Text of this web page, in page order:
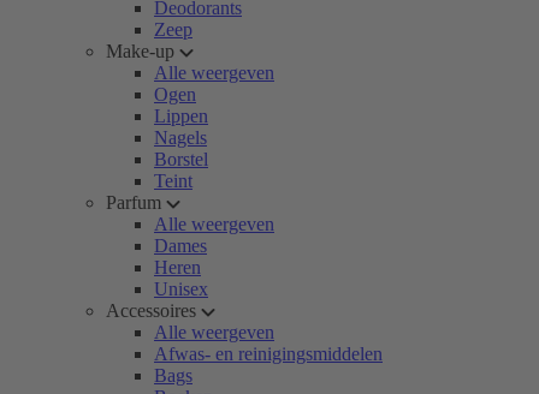
Deodorants
Zeep
Make-up
Alle weergeven
Ogen
Lippen
Nagels
Borstel
Teint
Parfum
Alle weergeven
Dames
Heren
Unisex
Accessoires
Alle weergeven
Afwas- en reinigingsmiddelen
Bags